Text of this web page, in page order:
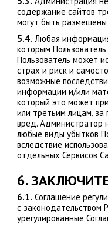
содержание сайтов
могут быть
5.4. Любая
которым
Пользователь может
страх и риск и
возможные
информации и/или
который это может
или третьим лицам,
вред. Администратор
любые виды убытков
вследствие
отдельных Сервисов
6.
6.1. Соглашение
с законодательством
урегулированные